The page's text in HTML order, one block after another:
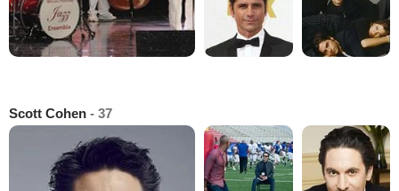
Scott Cohen - 37